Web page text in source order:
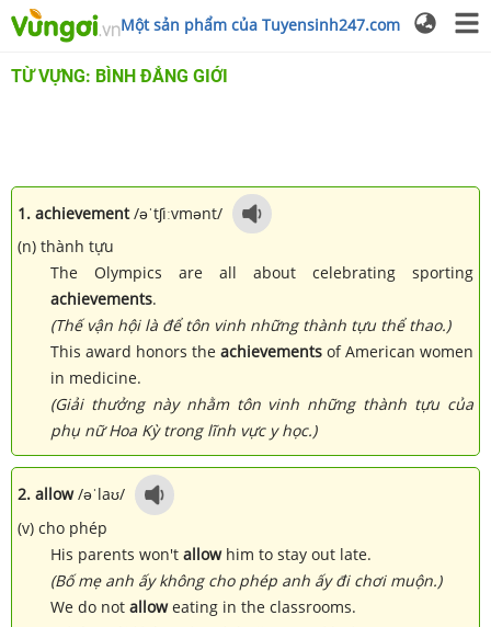
Một sản phẩm của Tuyensinh247.com
TỪ VỰNG: BÌNH ĐẲNG GIỚI
1. achievement/əˈtʃiːvmənt/
(n) thành tựu
The Olympics are all about celebrating sporting
achievements.
(Thế vận hội là để tôn vinh những thành tựu thể thao.)
This award honors the achievements of American women
in medicine.
(Giải thưởng này nhằm tôn vinh những thành tựu của
phụ nữ Hoa Kỳ trong lĩnh vực y học.)
2. allow/əˈlaʊ/
(v) cho phép
His parents won't allowhim to stay out late.
(Bố mẹ anh ấy không cho phép anh ấy đi chơi muộn.)
We do not alloweating in the classrooms.